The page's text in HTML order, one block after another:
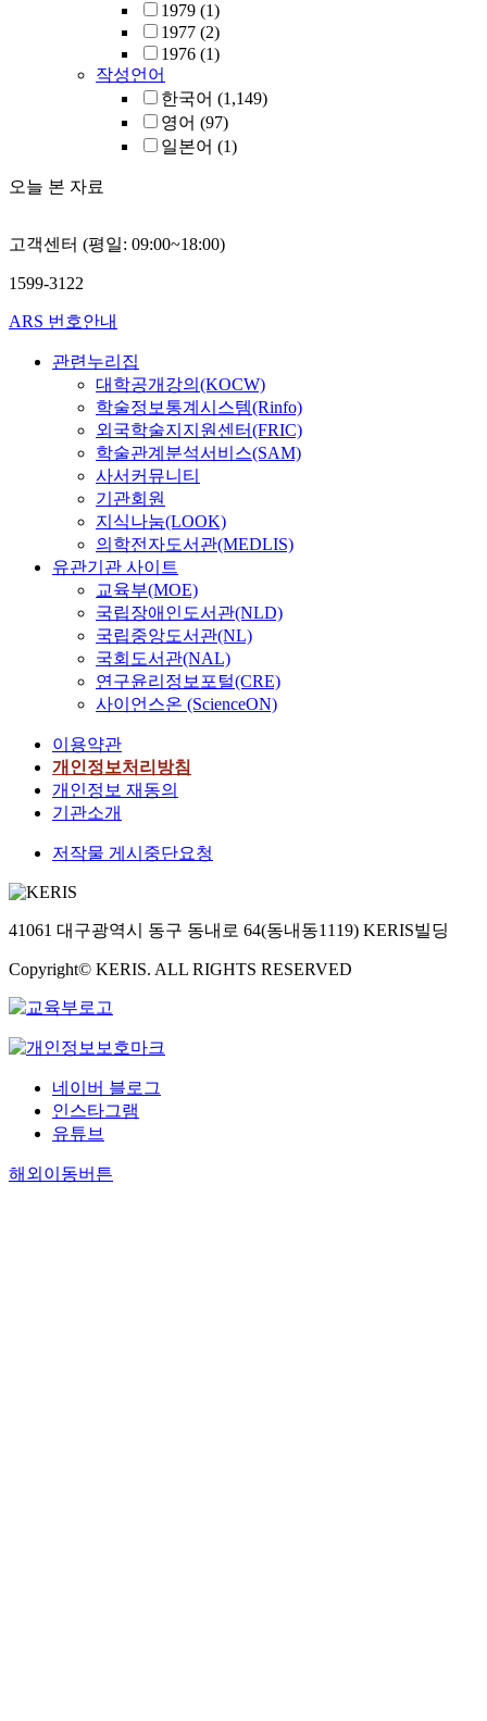
1979 (1)
1977 (2)
1976 (1)
작성언어
한국어 (1,149)
영어 (97)
일본어 (1)
오늘 본 자료
고객센터 (평일: 09:00~18:00)
1599-3122
ARS 번호안내
관련누리집
대학공개강의(KOCW)
학술정보통계시스템(Rinfo)
외국학술지지원센터(FRIC)
학술관계분석서비스(SAM)
사서커뮤니티
기관회원
지식나눔(LOOK)
의학전자도서관(MEDLIS)
유관기관 사이트
교육부(MOE)
국립장애인도서관(NLD)
국립중앙도서관(NL)
국회도서관(NAL)
연구윤리정보포털(CRE)
사이언스온 (ScienceON)
이용약관
개인정보처리방침
개인정보 재동의
기관소개
저작물 게시중단요청
41061 대구광역시 동구 동내로 64(동내동1119) KERIS빌딩
Copyright© KERIS. ALL RIGHTS RESERVED
네이버 블로그
인스타그램
유튜브
해외이동버튼